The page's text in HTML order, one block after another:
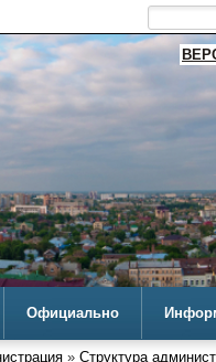
Официально
» Структура